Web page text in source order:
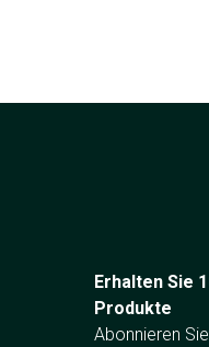
Erhalten Sie
Produkte
Abonnieren